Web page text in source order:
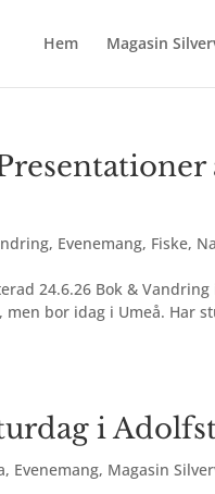
Hem Magasin
, Evenemang, Fiske,
24.6.26 Bok &
bor idag i Umeå. Har
i
, Evenemang, Magasin